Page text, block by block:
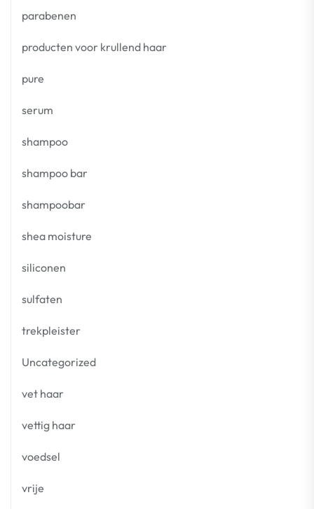
parabenen
producten voor krullend haar
pure
serum
shampoo
shampoo bar
shampoobar
shea moisture
siliconen
sulfaten
trekpleister
Uncategorized
vet haar
vettig haar
voedsel
vrije